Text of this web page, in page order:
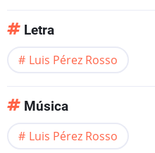
Letra
Luis Pérez Rosso
Música
Luis Pérez Rosso